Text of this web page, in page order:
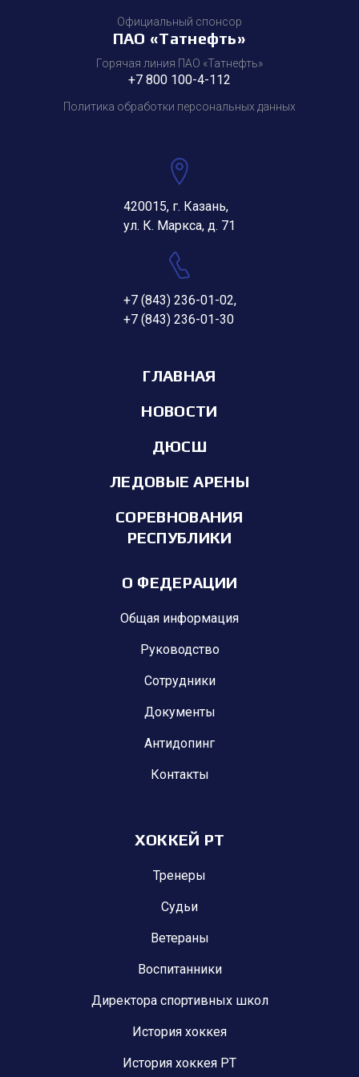
Официальный спонсор
ПАО «Татнефть»
Горячая линия ПАО «Татнефть»
+7 800 100-4-112
Политика обработки персональных данных
420015, г. Казань,
ул. К. Маркса, д. 71
+7 (843) 236-01-02,
+7 (843) 236-01-30
ГЛАВНАЯ
НОВОСТИ
ДЮСШ
ЛЕДОВЫЕ АРЕНЫ
СОРЕВНОВАНИЯ
РЕСПУБЛИКИ
О ФЕДЕРАЦИИ
Общая информация
Руководство
Сотрудники
Документы
Антидопинг
Контакты
ХОККЕЙ РТ
Тренеры
Судьи
Ветераны
Воспитанники
Директора спортивных школ
История хоккея
История хоккея РТ